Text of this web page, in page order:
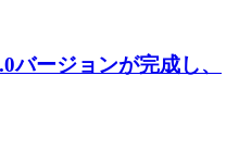
バージョンが完成し、